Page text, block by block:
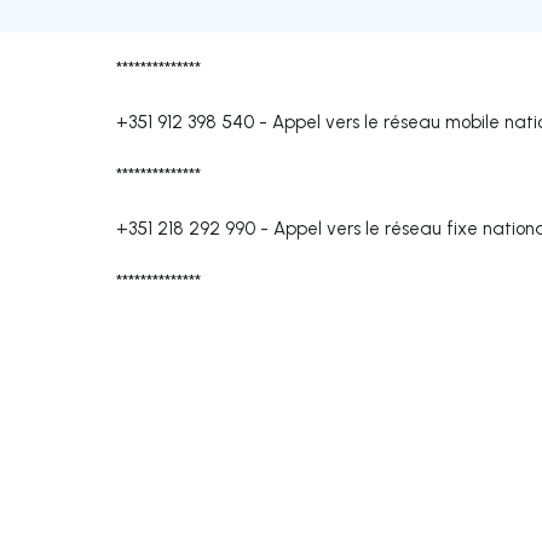
**************
+351 912 398 540 - Appel vers le réseau mobile
**************
+351 218 292 990 - Appel vers le réseau fixe
**************